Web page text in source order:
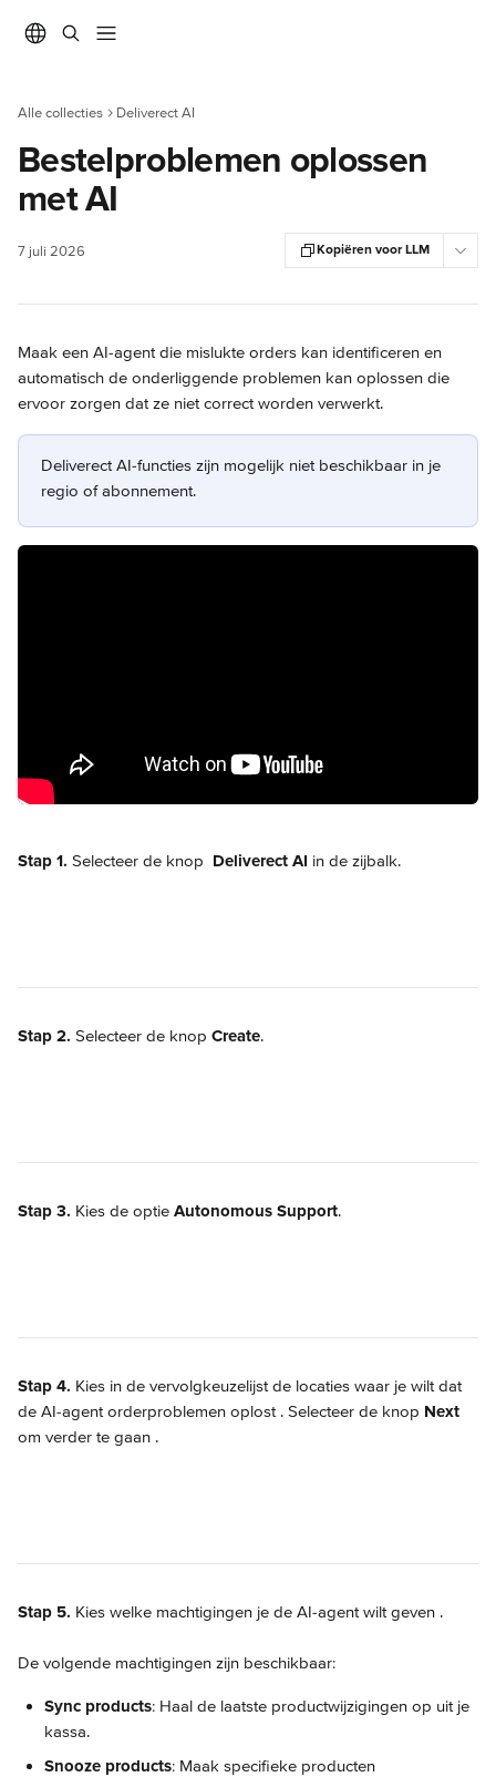
Alle collecties Deliverect AI
Bestelproblemen oplossen
met AI
7 juli 2026 Kopiëren voor LLM
Maak een AI-agent die mislukte orders kan identificeren en
automatisch de onderliggende problemen kan oplossen die
ervoor zorgen dat ze niet correct worden verwerkt.
Deliverect AI-functies zijn mogelijk niet beschikbaar in je
regio of abonnement.
Stap 1. Selecteer de knop Deliverect AI in de zijbalk.
Stap 2. Selecteer de knop Create.
Stap 3. Kies de optie Autonomous Support.
Stap 4. Kies in de vervolgkeuzelijst de locaties waar je wilt dat
de AI-agent orderproblemen oplost . Selecteer de knop Next
om verder te gaan .
Stap 5. Kies welke machtigingen je de AI-agent wilt geven .
De volgende machtigingen zijn beschikbaar:
Sync products: Haal de laatste productwijzigingen op uit je
kassa.
Snooze products: Maak specifieke producten